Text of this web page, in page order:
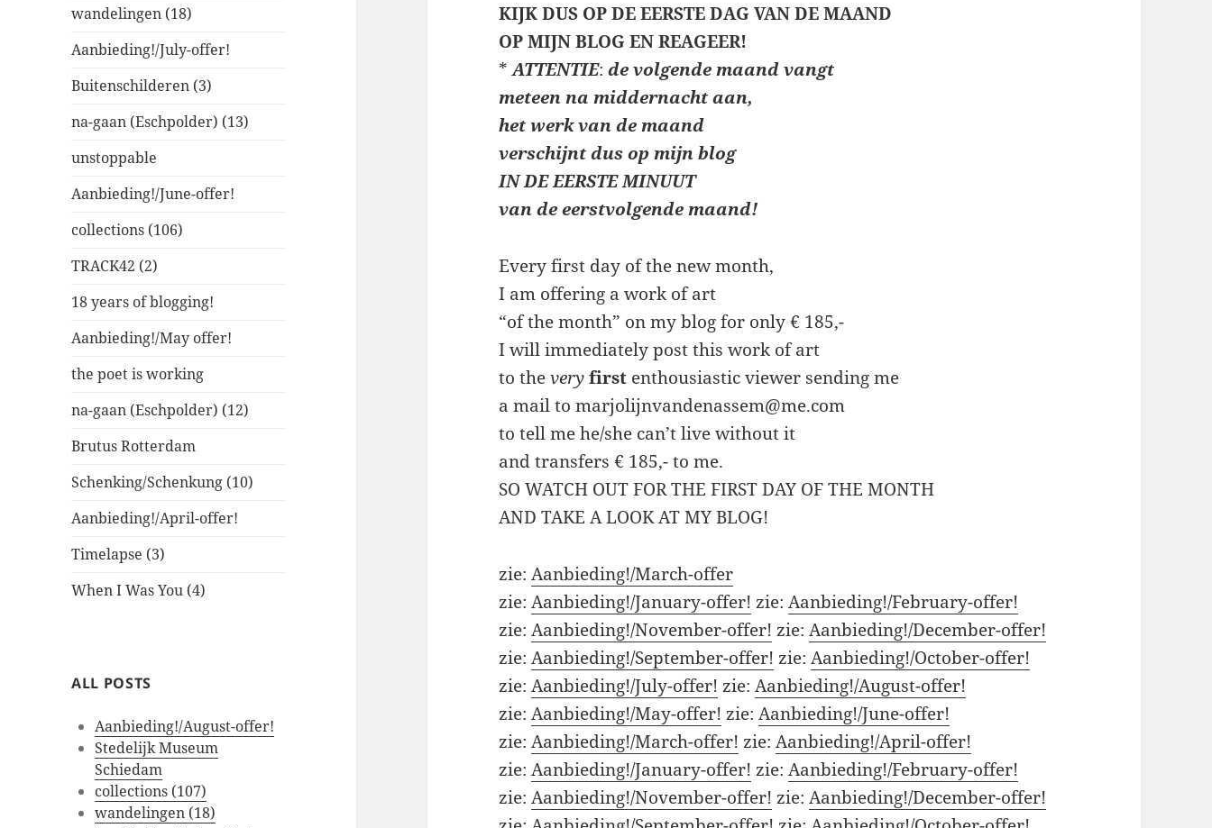
wandelingen (18)
Aanbieding!/July-offer!
Buitenschilderen (3)
na-gaan (Eschpolder) (13)
unstoppable
Aanbieding!/June-offer!
collections (106)
TRACK42 (2)
18 years of blogging!
Aanbieding!/May offer!
the poet is working
na-gaan (Eschpolder) (12)
Brutus Rotterdam
Schenking/Schenkung (10)
Aanbieding!/April-offer!
Timelapse (3)
When I Was You (4)
ALL POSTS
Aanbieding!/August-offer!
Stedelijk Museum
Schiedam
collections (107)
wandelingen (18)
KIJK DUS OP DE EERSTE DAG VAN DE MAAND
OP MIJN BLOG EN REAGEER!
*ATTENTIE:de volgende maand vangt
meteen na middernacht aan,
het werk van de maand
verschijnt dus op mijn blog
IN DE EERSTE MINUUT
van de eerstvolgende maand!
Every first day of the new month,
I am offering a work of art
“of the month” on my blog for only € 185,-
I will immediately post this work of art
to theveryfirst enthousiastic viewer sending me
a mail to marjolijnvandenassem@me.com
to tell me he/she can’t live without it
and transfers € 185,- to me.
SO WATCH OUT FOR THE FIRST DAY OF THE MONTH
AND TAKE A LOOK AT MY BLOG!
zie:Aanbieding!/March-offer
zie:Aanbieding!/January-offer! zie:Aanbieding!/February-offer!
zie:Aanbieding!/November-offer! zie:Aanbieding!/December-offer!
zie:Aanbieding!/September-offer! zie:Aanbieding!/October-offer!
zie:Aanbieding!/July-offer! zie:Aanbieding!/August-offer!
zie:Aanbieding!/May-offer! zie:Aanbieding!/June-offer!
zie:Aanbieding!/March-offer! zie:Aanbieding!/April-offer!
zie:Aanbieding!/January-offer! zie:Aanbieding!/February-offer!
zie:Aanbieding!/November-offer! zie:Aanbieding!/December-offer!